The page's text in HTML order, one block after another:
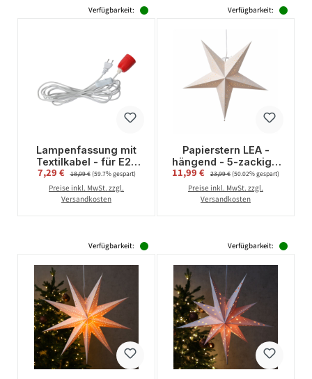
Verfügbarkeit:
Lampenfassung mit
Textilkabel - für E27
Leuchmittel - L:5m -
Schalter - rote
Porzellanfassung -
Verkaufspreis:
7,29 € Regulärer Preis:
18,09 €(59.7% gespart)
Preise inkl. MwSt. zzgl.
Versandkosten
Verfügbarkeit:
Papierstern LEA -
hängend - 5-zackig -
D: 55cm - inkl. E14
Fassung und Kabel -
weiß
Verkaufspreis:
11,99 € Regulärer Preis:
23,99 €(50.02% gespart)
Preise inkl. MwSt. zzgl.
Versandkosten
Verfügbarkeit: Verfügbarkeit: